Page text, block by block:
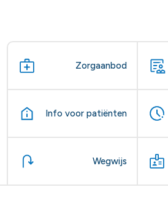
Zorgaanbod
Info voor patiënten
Wegwijs